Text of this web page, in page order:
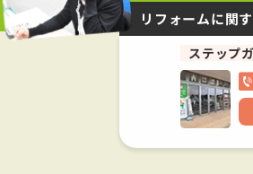
リフォームに関
ステップ